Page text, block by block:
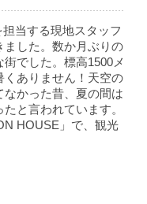
当する現地スタッフ
した。数か月ぶりの
でした。標高1500メ
くありません！天空の
かった昔、夏の間は
と言われています。
HOUSE」で、観光